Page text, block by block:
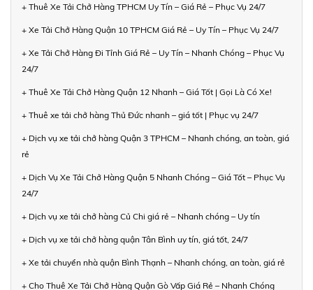
+ Thuê Xe Tải Chở Hàng TPHCM Uy Tín – Giá Rẻ – Phục Vụ 24/7
+ Xe Tải Chở Hàng Quận 10 TPHCM Giá Rẻ – Uy Tín – Phục Vụ 24/7
+ Xe Tải Chở Hàng Đi Tỉnh Giá Rẻ – Uy Tín – Nhanh Chóng – Phục Vụ
24/7
+ Thuê Xe Tải Chở Hàng Quận 12 Nhanh – Giá Tốt | Gọi Là Có Xe!
+ Thuê xe tải chở hàng Thủ Đức nhanh – giá tốt | Phục vụ 24/7
+ Dịch vụ xe tải chở hàng Quận 3 TPHCM – Nhanh chóng, an toàn, giá
rẻ
+ Dịch Vụ Xe Tải Chở Hàng Quận 5 Nhanh Chóng – Giá Tốt – Phục Vụ
24/7
+ Dịch vụ xe tải chở hàng Củ Chi giá rẻ – Nhanh chóng – Uy tín
+ Dịch vụ xe tải chở hàng quận Tân Bình uy tín, giá tốt, 24/7
+ Xe tải chuyển nhà quận Bình Thạnh – Nhanh chóng, an toàn, giá rẻ
+ Cho Thuê Xe Tải Chở Hàng Quận Gò Vấp Giá Rẻ – Nhanh Chóng